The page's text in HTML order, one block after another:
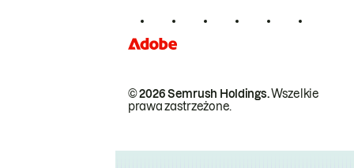
© 2026 Semrush Holdings.Wszelkie
prawa zastrzeżone.